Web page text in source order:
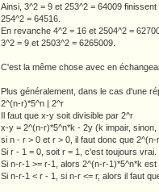
Ainsi, 3^2 = 9 et 253^2 = 64009
254^2 = 64516.
En revanche 4^2 = 16 et 2504^2 =
3^2 = 9 et 2503^2 = 6265009.
C'est la même chose avec en
Plus généralement, dans le cas d'une
2^(n-r)*5^n | 2^r
Il faut que x-y soit divisible par 2^r
x-y = 2^(n-r)*5^n*k - 2y (k impair, sinon,
si n - r > 0 et r > 0, il faut donc que
Si r - 1 = 0, soit r = 1, c'est toujours vrai.
Si n-r-1 >= r-1, alors 2^(n-r-1)*5^n*k
Si n-r-1 < r - 1, si n-r <= r, alors il faut